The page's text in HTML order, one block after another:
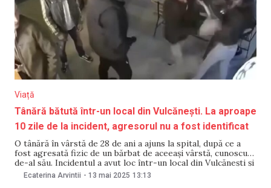
Viață
Tânără bătută într-un local din Vulcănești. La aproape
10 zile de la incident, agresorul nu a fost identificat
O tânără în vârstă de 28 de ani a ajuns la spital, după ce a
fost agresată fizic de un bărbat de aceeași vârstă, cunoscut
de-al său. Incidentul a avut loc într-un local din Vulcănești și
a fost surprins de camerele de supraveghere. În imagini se
Ecaterina Arvintii - 13 mai 2025 13:13